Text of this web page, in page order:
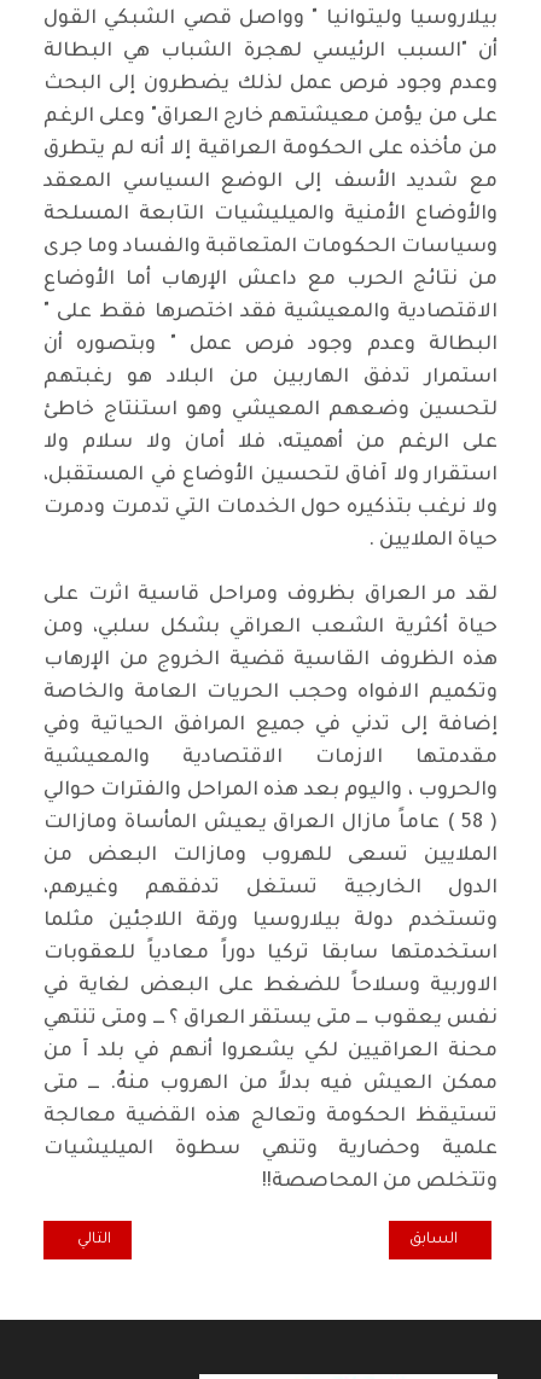
بيلاروسيا وليتوانيا " وواصل قصي الشبكي القول
أن "السبب الرئيسي لهجرة الشباب هي البطالة
وعدم وجود فرص عمل لذلك يضطرون إلى البحث
على من يؤمن معيشتهم خارج العراق" وعلى الرغم
من مأخذه على الحكومة العراقية إلا أنه لم يتطرق
مع شديد الأسف إلى الوضع السياسي المعقد
والأوضاع الأمنية والميليشيات التابعة المسلحة
وسياسات الحكومات المتعاقبة والفساد وما جرى
من نتائج الحرب مع داعش الإرهاب أما الأوضاع
الاقتصادية والمعيشية فقد اختصرها فقط على "
البطالة وعدم وجود فرص عمل " وبتصوره أن
استمرار تدفق الهاربين من البلاد هو رغبتهم
لتحسين وضعهم المعيشي وهو استنتاج خاطئ
على الرغم من أهميته، فلا أمان ولا سلام ولا
استقرار ولا آفاق لتحسين الأوضاع في المستقبل،
ولا نرغب بتذكيره حول الخدمات التي تدمرت ودمرت
حياة الملايين .
لقد مر العراق بظروف ومراحل قاسية اثرت على
حياة أكثرية الشعب العراقي بشكل سلبي، ومن
هذه الظروف القاسية قضية الخروج من الإرهاب
وتكميم الافواه وحجب الحريات العامة والخاصة
إضافة إلى تدني في جميع المرافق الحياتية وفي
مقدمتها الازمات الاقتصادية والمعيشية
والحروب ، واليوم بعد هذه المراحل والفترات حوالي
( 58 ) عاماً مازال العراق يعيش المأساة ومازالت
الملايين تسعى للهروب ومازالت البعض من
الدول الخارجية تستغل تدفقهم وغيرهم،
وتستخدم دولة بيلاروسيا ورقة اللاجئين مثلما
استخدمتها سابقا تركيا دوراً معادياً للعقوبات
الاوربية وسلاحاً للضغط على البعض لغاية في
نفس يعقوب ـــ متى يستقر العراق ؟ ـــ ومتى تنتهي
محنة العراقيين لكي يشعروا أنهم في بلد آ من
ممكن العيش فيه بدلاً من الهروب منهُ. ـــ متى
تستيقظ الحكومة وتعالج هذه القضية معالجة
علمية وحضارية وتنهي سطوة الميليشيات
وتتخلص من المحاصصة!!
المقال السابق: عندما تقتلك الحمايات
السابق المقال التالي:
التالي